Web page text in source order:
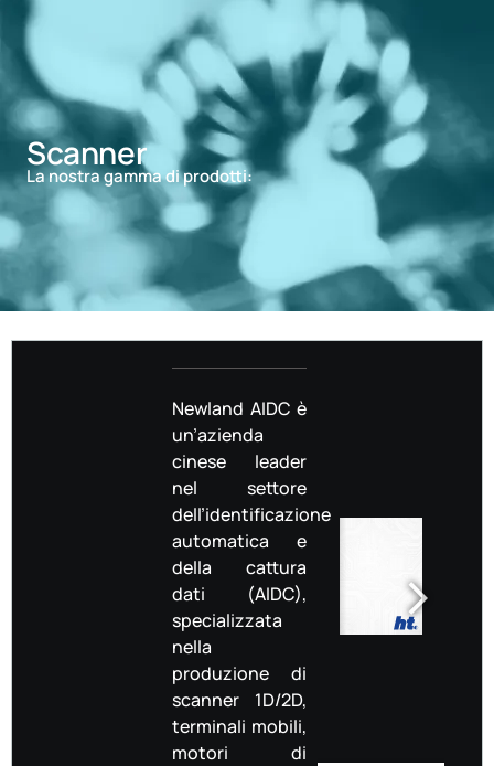
Scanner
La nostra gamma di prodotti:
Newland AIDC è
un’azienda
cinese leader
nel settore
dell’identificazione
automatica e
della cattura
dati (AIDC),
specializzata
nella
produzione di
scanner 1D/2D,
terminali mobili,
motori di